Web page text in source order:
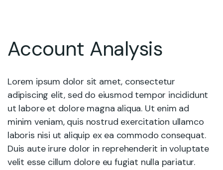
Account Analysis
Lorem ipsum dolor sit amet, consectetur
adipiscing elit, sed do eiusmod tempor incididunt
ut labore et dolore magna aliqua. Ut enim ad
minim veniam, quis nostrud exercitation ullamco
laboris nisi ut aliquip ex ea commodo consequat.
Duis aute irure dolor in reprehenderit in voluptate
velit esse cillum dolore eu fugiat nulla pariatur.